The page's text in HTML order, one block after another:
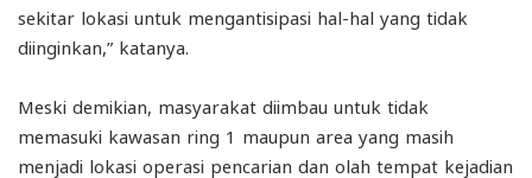
sekitar lokasi untuk mengantisipasi hal-hal yang tidak
diinginkan,” katanya.
Meski demikian, masyarakat diimbau untuk tidak
memasuki kawasan ring 1 maupun area yang masih
menjadi lokasi operasi pencarian dan olah tempat kejadian